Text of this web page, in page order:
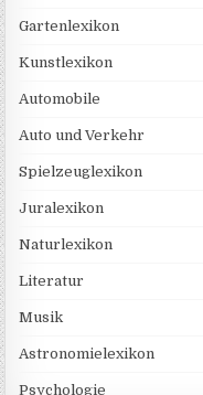
Gartenlexikon
Kunstlexikon
Automobile
Auto und Verkehr
Spielzeuglexikon
Juralexikon
Naturlexikon
Literatur
Musik
Astronomielexikon
Psychologie